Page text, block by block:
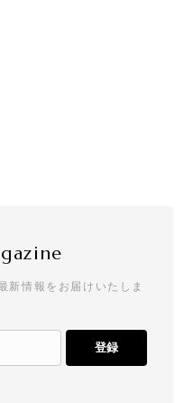
新情報をお届けいたしま
登録